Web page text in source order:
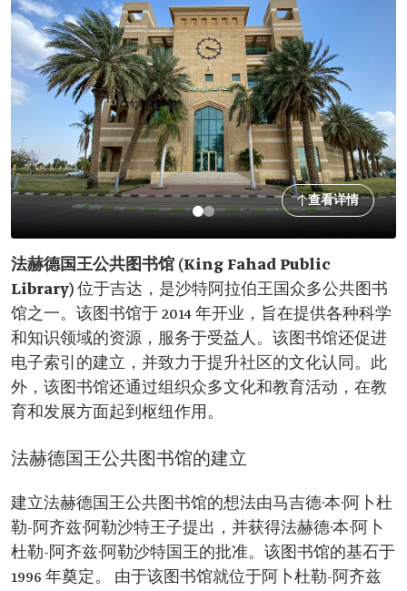
查看详情
法赫德国王公共图书馆 (King Fahad Public
Library)位于吉达，是沙特阿拉伯王国众多公共图书
馆之一。该图书馆于 2014 年开业，旨在提供各种科学
和知识领域的资源，服务于受益人。该图书馆还促进
电子索引的建立，并致力于提升社区的文化认同。此
外，该图书馆还通过组织众多文化和教育活动，在教
育和发展方面起到枢纽作用。
法赫德国王公共图书馆的建立
建立法赫德国王公共图书馆的想法由马吉德·本·阿卜杜
勒-阿齐兹·阿勒沙特王子提出，并获得法赫德·本·阿卜
杜勒-阿齐兹·阿勒沙特国王的批准。该图书馆的基石于
1996 年奠定。 由于该图书馆就位于阿卜杜勒-阿齐兹